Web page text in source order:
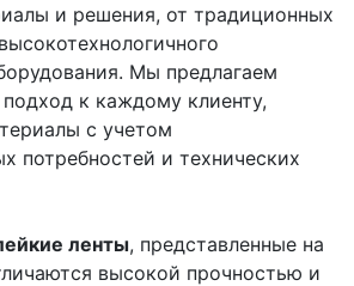
и решения, от традиционных
Мы предлагаем
к каждому клиенту,
с учетом
потребностей и технических
ленты, представленные на
высокой прочностью и